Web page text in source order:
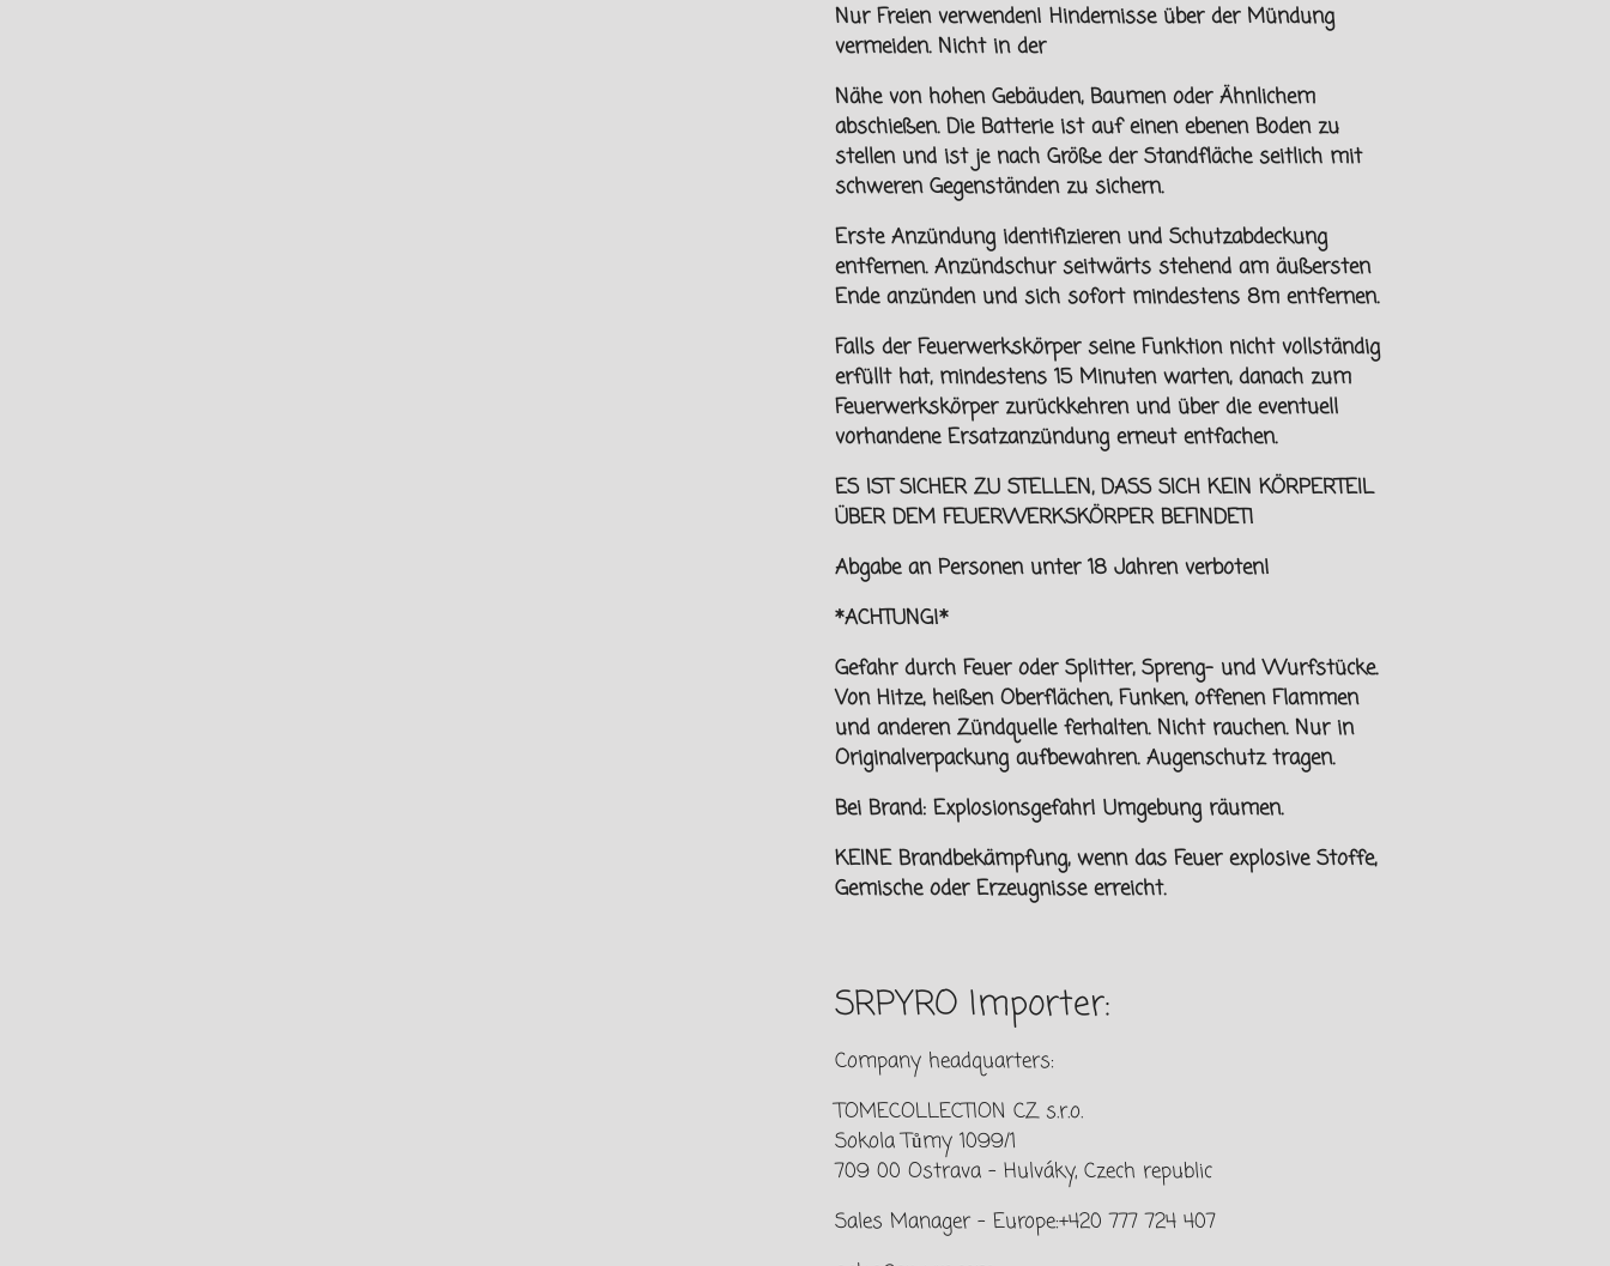
Nur Freien verwenden! Hindernisse über der Mündung
vermeiden. Nicht in der
Nähe von hohen Gebäuden, Baumen oder Ähnlichem
abschießen. Die Batterie ist auf einen ebenen Boden zu
stellen und ist je nach Größe der Standfläche seitlich mit
schweren Gegenständen zu sichern.
Erste Anzündung identifizieren und Schutzabdeckung
entfernen. Anzündschur seitwärts stehend am äußersten
Ende anzünden und sich sofort mindestens 8m entfernen.
Falls der Feuerwerkskörper seine Funktion nicht vollständig
erfüllt hat, mindestens 15 Minuten warten, danach zum
Feuerwerkskörper zurückkehren und über die eventuell
vorhandene Ersatzanzündung erneut entfachen.
ES IST SICHER ZU STELLEN, DASS SICH KEIN KÖRPERTEIL
ÜBER DEM FEUERWERKSKÖRPER BEFINDET!
Abgabe an Personen unter 18 Jahren verboten!
*ACHTUNG!*
Gefahr durch Feuer oder Splitter, Spreng- und Wurfstücke.
Von Hitze, heißen Oberflächen, Funken, offenen Flammen
und anderen Zündquelle ferhalten. Nicht rauchen. Nur in
Originalverpackung aufbewahren. Augenschutz tragen.
Bei Brand: Explosionsgefahr! Umgebung räumen.
KEINE Brandbekämpfung, wenn das Feuer explosive Stoffe,
Gemische oder Erzeugnisse erreicht.
SRPYRO Importer:
Company headquarters:
TOMECOLLECTION CZ s.r.o.
Sokola Tůmy 1099/1
709 00 Ostrava - Hulváky, Czech republic
Sales Manager – Europe:+420 777 724 407